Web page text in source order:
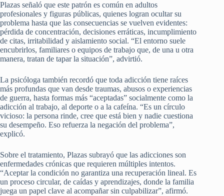
Plazas señaló que este patrón es común en adultos
profesionales y figuras públicas, quienes logran ocultar su
problema hasta que las consecuencias se vuelven evidentes:
pérdida de concentración, decisiones erráticas, incumplimiento
de citas, irritabilidad y aislamiento social. “El entorno suele
encubrirlos, familiares o equipos de trabajo que, de una u otra
manera, tratan de tapar la situación”, advirtió.
La psicóloga también recordó que toda adicción tiene raíces
más profundas que van desde traumas, abusos o experiencias
de guerra, hasta formas más “aceptadas” socialmente como la
adicción al trabajo, al deporte o a la cafeína. “Es un círculo
vicioso: la persona rinde, cree que está bien y nadie cuestiona
su desempeño. Eso refuerza la negación del problema”,
explicó.
Sobre el tratamiento, Plazas subrayó que las adicciones son
enfermedades crónicas que requieren múltiples intentos.
“Aceptar la condición no garantiza una recuperación lineal. Es
un proceso circular, de caídas y aprendizajes, donde la familia
juega un papel clave al acompañar sin culpabilizar”, afirmó.